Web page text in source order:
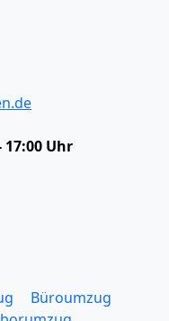
17:00 Uhr
Büroumzug